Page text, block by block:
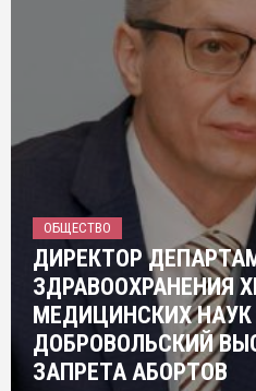
ОБЩЕСТВО
ДИРЕКТОР
ЗДРАВООХРАНЕНИЯ
МЕДИЦИНСКИХ НАУК
ДОБРОВОЛЬСКИЙ
ЗАПРЕТА АБОРТОВ